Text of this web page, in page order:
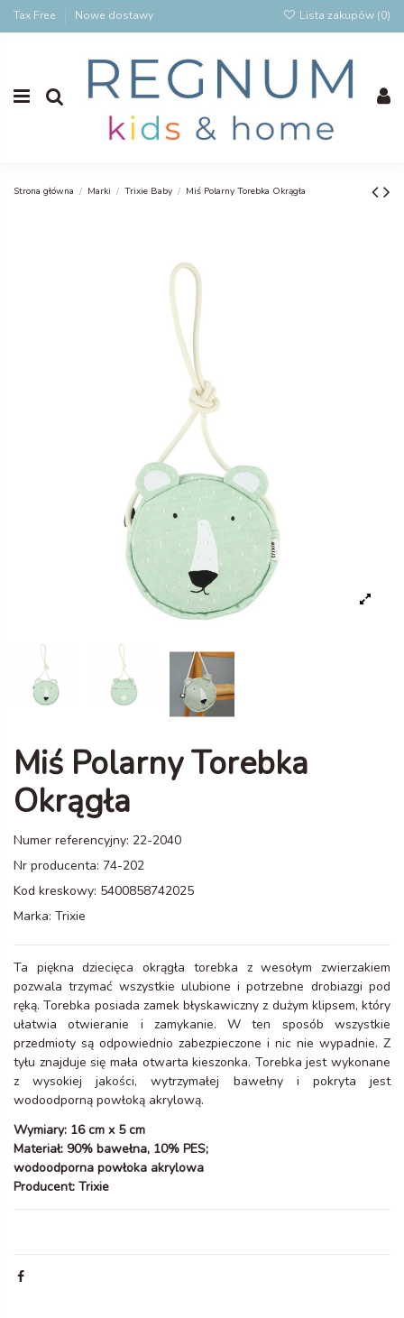
Tax Free Nowe dostawy Lista zakupów (0)
Strona główna Marki Trixie Baby Miś Polarny Torebka Okrągła
Miś Polarny Torebka
Okrągła
Numer referencyjny: 22-2040
Nr producenta: 74-202
Kod kreskowy: 5400858742025
Marka: Trixie
Ta piękna dziecięca okrągła torebka z wesołym zwierzakiem
pozwala trzymać wszystkie ulubione i potrzebne drobiazgi pod
ręką. Torebka posiada zamek błyskawiczny z dużym klipsem, który
ułatwia otwieranie i zamykanie. W ten sposób wszystkie
przedmioty są odpowiednio zabezpieczone i nic nie wypadnie. Z
tyłu znajduje się mała otwarta kieszonka. Torebka jest wykonane
z wysokiej jakości, wytrzymałej bawełny i pokryta jest
wodoodporną powłoką akrylową.
Wymiary: 16 cm x 5 cm
Materiał: 90% bawełna, 10% PES;
wodoodporna powłoka akrylowa
Producent: Trixie